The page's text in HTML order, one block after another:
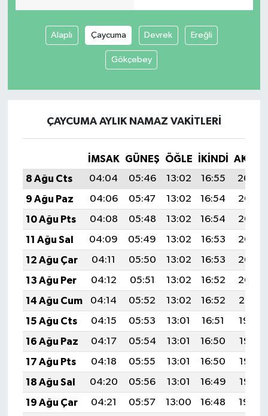
Alaplı Çaycuma Devrek Ereğli
Gökçebey
ÇAYCUMA AYLIK NAMAZ VAKITLERI
İMSAK GÜNEŞ ÖĞLE İKINDI
8 Ağu Cts
04:04 05:46 13:02 16:55
20:09
9 Ağu Paz
04:06 05:47 13:02 16:54
20:07
10 Ağu Pts
04:08 05:48 13:02 16:54
20:06
11 Ağu Sal
04:09 05:49 13:02 16:53
20:05
12 Ağu Çar
04:11 05:50 13:02 16:53
20:03
13 Ağu Per
04:12 05:51 13:02 16:52
20:02
14 Ağu Cum
04:14 05:52 13:02 16:52
20:01
15 Ağu Cts
04:15 05:53 13:01 16:51
19:59
16 Ağu Paz
04:17 05:54 13:01 16:50
19:58
17 Ağu Pts
04:18 05:55 13:01 16:50
19:56
18 Ağu Sal
04:20 05:56 13:01 16:49
19:55
19 Ağu Çar
04:21 05:57 13:00 16:48
19:54